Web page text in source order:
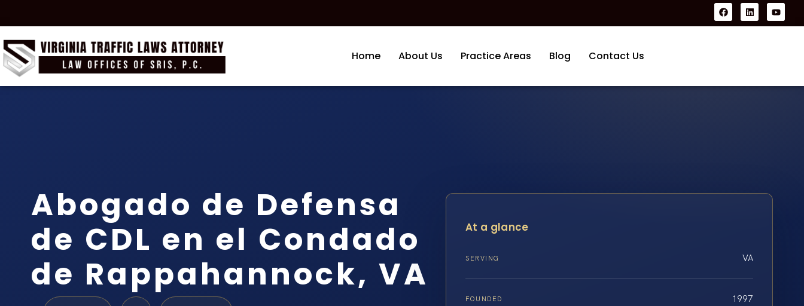
Home About Us Practice Areas Blog Contact Us
Abogado de Defensa
de CDL en el Condado
de Rappahannock, VA
At a glance
SERVING VA
FOUNDED 1997